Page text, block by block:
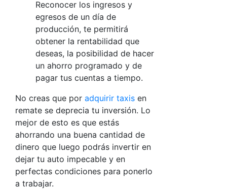
Reconocer los ingresos y
egresos de un día de
producción, te permitirá
obtener la rentabilidad que
deseas, la posibilidad de hacer
un ahorro programado y de
pagar tus cuentas a tiempo.
No creas que por adquirir taxis en
remate se deprecia tu inversión. Lo
mejor de esto es que estás
ahorrando una buena cantidad de
dinero que luego podrás invertir en
dejar tu auto impecable y en
perfectas condiciones para ponerlo
a trabajar.